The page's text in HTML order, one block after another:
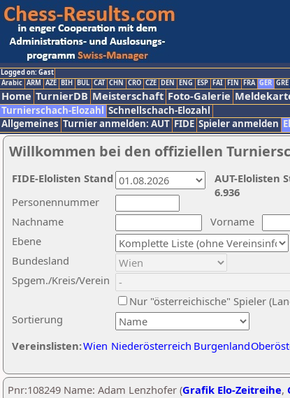
Logged on: Gast
Arabic ARM AZE BIH BUL CAT CHN CRO CZE DEN ENG ESP FAI FIN FRA GER GRE
Home TurnierDB Meisterschaft Foto-Galerie
Turnierschach-Elozahl Schnellschach-Elozahl
Allgemeines Turnier anmelden: AUT FIDE Spieler anmelden
Willkommen bei den offiziellen
Nachname
Vorname
Ebene
Sortierung
Personennummer
Bundesland
Spgem./Kreis/Verein
Nur "österreichische" Spieler
Vereinslisten:Wien Niederösterreich Burgenland
AUT-Elolisten
6.936
FIDE-Elolisten Stand
Pnr:108249 Name: Adam Lenzhofer (Grafik Elo-Zeitreihe,